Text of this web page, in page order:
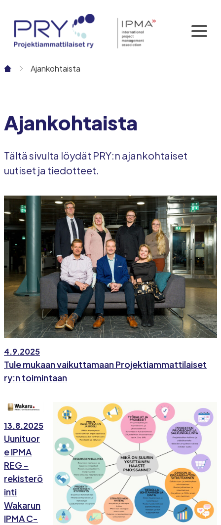
sisältöön
Ajankohtaista
Ajankohtaista
Tältä sivulta löydät PRY:n ajankohtaiset
uutiset ja tiedotteet.
4.9.2025
Tule mukaan vaikuttamaan Projektiammattilaiset
ry:n toimintaan
13.8.2025
Uunituor
e IPMA
REG -
rekisterö
inti
Wakarun
IPMA C-